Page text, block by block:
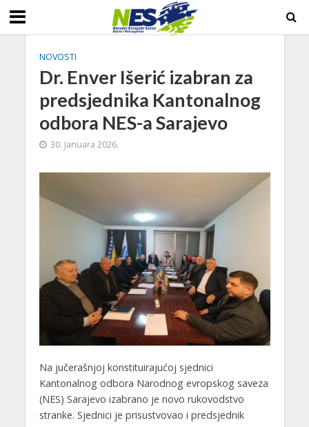
NOVOSTI
Dr. Enver Išerić izabran za
predsjednika Kantonalnog
odbora NES-a Sarajevo
30. Januara 2026.
Na jučerašnjoj konstituirajućoj sjednici
Kantonalnog odbora Narodnog evropskog saveza
(NES) Sarajevo izabrano je novo rukovodstvo
stranke. Sjednici je prisustvovao i predsjednik